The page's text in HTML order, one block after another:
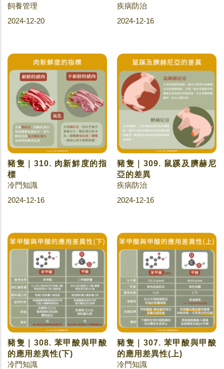
飼養管理
2024-12-20
疾病防治
2024-12-16
豬隻｜310. 肉新鮮度的指
標
冷門知識
2024-12-16
豬隻｜309. 鼠蹊及臍赫尼
亞的差異
疾病防治
2024-12-16
豬隻｜308. 苯甲酸與甲酸
的應用差異性(下)
冷門知識
豬隻｜307. 苯甲酸與甲酸
的應用差異性(上)
冷門知識